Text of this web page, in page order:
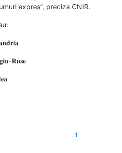
expres”, preciza CNIR.
𝐑𝐮𝐬𝐞
1